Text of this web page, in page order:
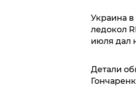
Украина
ледокол
июля дал
Детали